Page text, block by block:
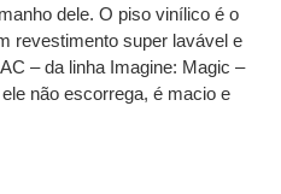
dele. O piso vinílico é o
revestimento super lavável e
– da linha Imagine: Magic –
não escorrega, é macio e